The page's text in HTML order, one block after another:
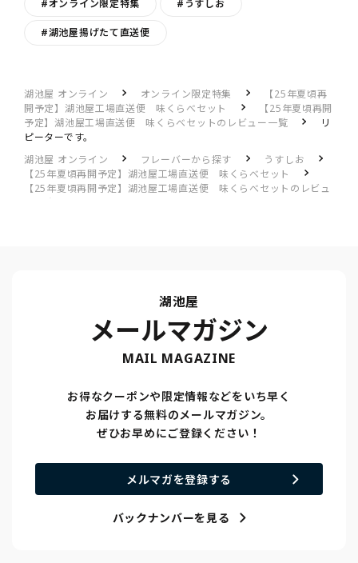
#オンライン限定特集 #うすしお
#湖池屋揚げたて直送便
湖池屋 オンライン オンライン限定特集
【25年夏頃再
開予定】湖池屋工場直送便 味くらべセット
【25年夏頃再開
予定】湖池屋工場直送便 味くらべセットのレビュー一覧
リ
ピーターです。
湖池屋 オンライン
フレーバーから探す
うすしお
【25年夏頃再開予定】湖池屋工場直送便 味くらべセット
【25年夏頃再開予定】湖池屋工場直送便 味くらべセットのレビュ
湖池屋
メールマガジン
MAIL MAGAZINE
お得なクーポンや限定情報などをいち早く
お届けする無料のメールマガジン。
ぜひお早めにご登録ください！
メルマガを登録する
バックナンバーを見る